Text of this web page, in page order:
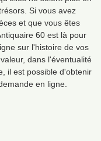
Si vous avez
et que vous êtes
60 est là pour
sur l'histoire de vos
dans l'éventualité
il est possible d'obtenir
en ligne.